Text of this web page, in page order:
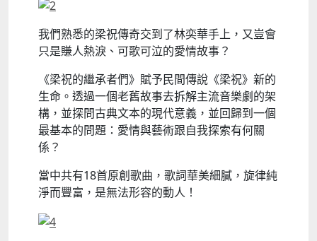
我們熟悉的梁祝傳奇交到了林奕華手上，又豈會
只是賺人熱淚、可歌可泣的愛情故事？
《梁祝的繼承者們》賦予民間傳說《梁祝》新的
生命。透過一個老舊故事去拆解主流音樂劇的架
構，並探問古典文本的現代意義，並回歸到一個
最基本的問題：愛情與藝術跟自我探索有何關
係？
當中共有18首原創歌曲，歌詞華美細膩，旋律純
淨而豐富，是無法形容的動人！